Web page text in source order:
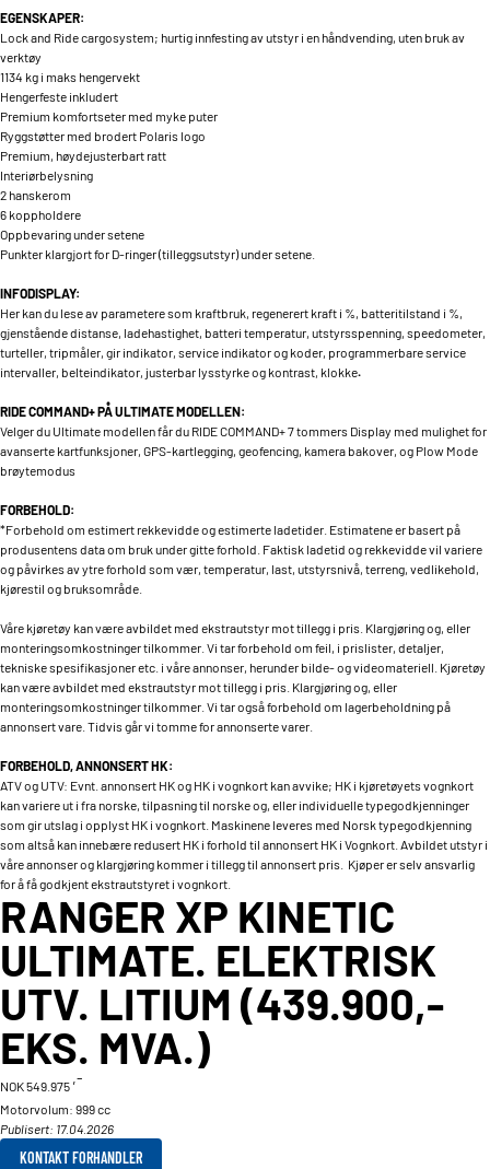
EGENSKAPER:
Lock and Ride cargosystem; hurtig innfesting av utstyr i en håndvending, uten bruk av
verktøy
1134 kg i maks hengervekt
Hengerfeste inkludert
Premium komfortseter med myke puter
Ryggstøtter med brodert Polaris logo
Premium, høydejusterbart ratt
Interiørbelysning
2 hanskerom
6 koppholdere
Oppbevaring under setene
Punkter klargjort for D-ringer (tilleggsutstyr) under setene.
INFODISPLAY:
Her kan du lese av parametere som kraftbruk, regenerert kraft i %, batteritilstand i %,
gjenstående distanse, ladehastighet, batteri temperatur, utstyrsspenning, speedometer,
turteller, tripmåler, gir indikator, service indikator og koder, programmerbare service
intervaller, belteindikator, justerbar lysstyrke og kontrast, klokke.
RIDE COMMAND+ PÅ ULTIMATE MODELLEN:
Velger du Ultimate modellen får du RIDE COMMAND+ 7 tommers Display med mulighet for
avanserte kartfunksjoner, GPS-kartlegging, geofencing, kamera bakover, og Plow Mode
brøytemodus
FORBEHOLD:
*Forbehold om estimert rekkevidde og estimerte ladetider. Estimatene er basert på
produsentens data om bruk under gitte forhold. Faktisk ladetid og rekkevidde vil variere
og påvirkes av ytre forhold som vær, temperatur, last, utstyrsnivå, terreng, vedlikehold,
kjørestil og bruksområde.
Våre kjøretøy kan være avbildet med ekstrautstyr mot tillegg i pris. Klargjøring og, eller
monteringsomkostninger tilkommer. Vi tar forbehold om feil, i prislister, detaljer,
tekniske spesifikasjoner etc. i våre annonser, herunder bilde- og videomateriell. Kjøretøy
kan være avbildet med ekstrautstyr mot tillegg i pris. Klargjøring og, eller
monteringsomkostninger tilkommer. Vi tar også forbehold om lagerbeholdning på
annonsert vare. Tidvis går vi tomme for annonserte varer.
FORBEHOLD, ANNONSERT HK:
ATV og UTV: Evnt. annonsert HK og HK i vognkort kan avvike; HK i kjøretøyets vognkort
kan variere ut i fra norske, tilpasning til norske og, eller individuelle typegodkjenninger
som gir utslag i opplyst HK i vognkort. Maskinene leveres med Norsk typegodkjenning
som altså kan innebære redusert HK i forhold til annonsert HK i Vognkort. Avbildet utstyr i
våre annonser og klargjøring kommer i tillegg til annonsert pris. Kjøper er selv ansvarlig
for å få godkjent ekstrautstyret i vognkort.
RANGER XP KINETIC
ULTIMATE. ELEKTRISK
UTV. LITIUM (439.900,-
EKS. MVA.)
NOK 549.975 ,-
Motorvolum: 999 cc
Publisert: 17.04.2026
KONTAKT FORHANDLER